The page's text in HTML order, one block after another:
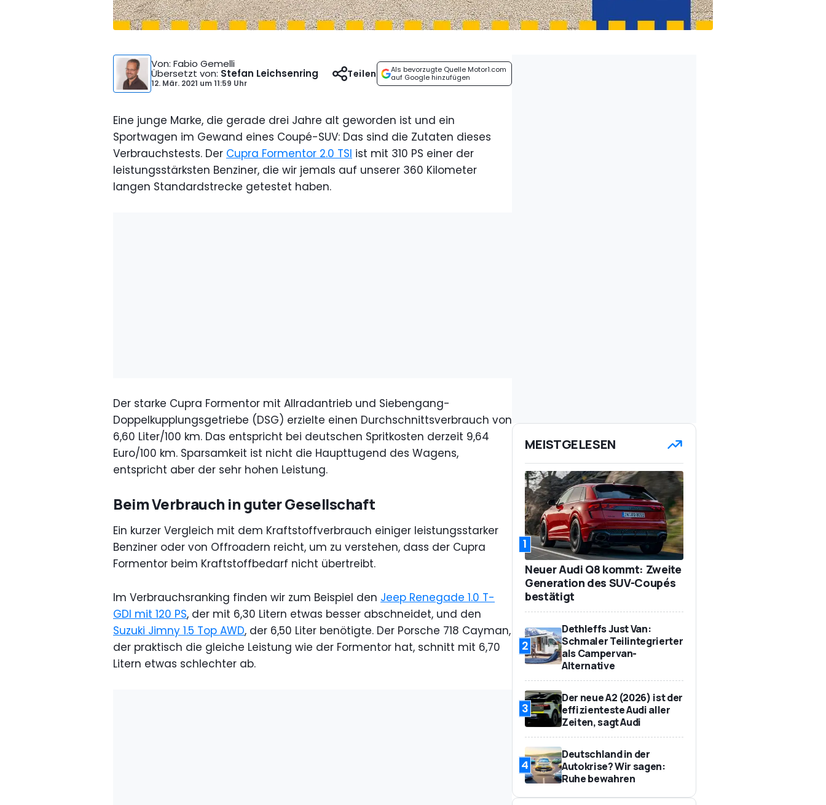
Von: Fabio Gemelli
Übersetzt von: Stefan Leichsenring
12. Mär. 2021 um11:59 Uhr
Als bevorzugte Quelle Motor1.com
auf Google hinzufügen
Teilen
Eine junge Marke, die gerade drei Jahre alt geworden ist und ein
Sportwagen im Gewand eines Coupé-SUV: Das sind die Zutaten dieses
Verbrauchstests. Der Cupra Formentor 2.0 TSI ist mit 310 PS einer der
leistungsstärksten Benziner, die wir jemals auf unserer 360 Kilometer
langen Standardstrecke getestet haben.
Der starke Cupra Formentor mit Allradantrieb und Siebengang-
Doppelkupplungsgetriebe (DSG) erzielte einen Durchschnittsverbrauch von
6,60 Liter/100 km. Das entspricht bei deutschen Spritkosten derzeit 9,64
Euro/100 km. Sparsamkeit ist nicht die Haupttugend des Wagens,
entspricht aber der sehr hohen Leistung.
Beim Verbrauch in guter Gesellschaft
Ein kurzer Vergleich mit dem Kraftstoffverbrauch einiger leistungsstarker
Benziner oder von Offroadern reicht, um zu verstehen, dass der Cupra
Formentor beim Kraftstoffbedarf nicht übertreibt.
Im Verbrauchsranking finden wir zum Beispiel den Jeep Renegade 1.0 T-
GDI mit 120 PS, der mit 6,30 Litern etwas besser abschneidet, und den
Suzuki Jimny 1.5 Top AWD, der 6,50 Liter benötigte. Der Porsche 718 Cayman,
der praktisch die gleiche Leistung wie der Formentor hat, schnitt mit 6,70
Litern etwas schlechter ab.
MEISTGELESEN
1
Neuer Audi Q8 kommt: Zweite
Generation des SUV-Coupés
bestätigt
2
Dethleffs Just Van:
Schmaler Teilintegrierter
als Campervan-
Alternative
3
Der neue A2 (2026) ist der
effizienteste Audi aller
Zeiten, sagt Audi
4
Deutschland in der
Autokrise? Wir sagen:
Ruhe bewahren